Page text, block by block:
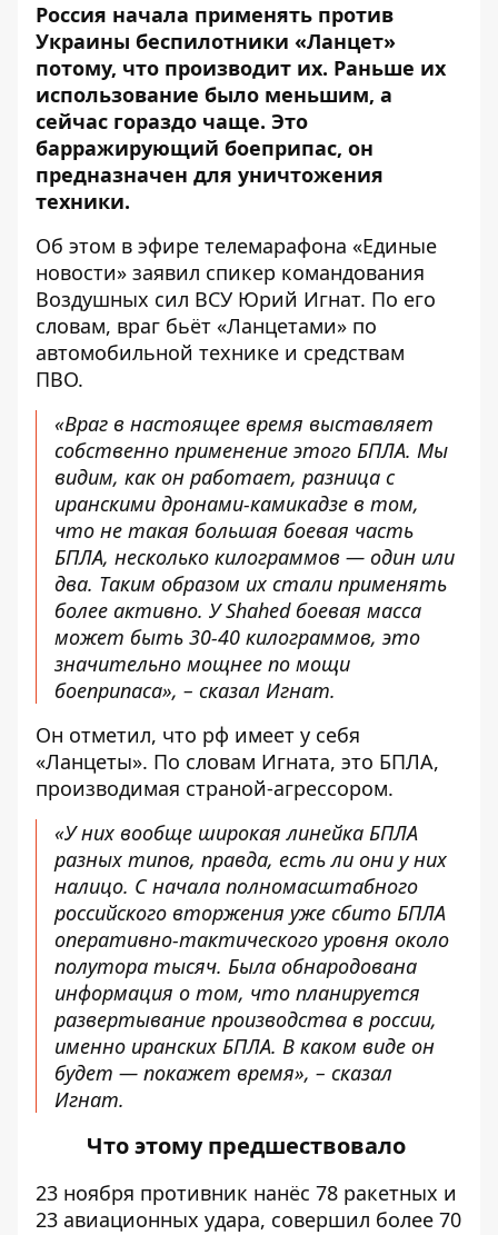
Россия начала применять против
Украины беспилотники «Ланцет»
потому, что производит их. Раньше их
использование было меньшим, а
сейчас гораздо чаще. Это
барражирующий боеприпас, он
предназначен для уничтожения
техники.
Об этом в эфире телемарафона «Единые
новости» заявил спикер командования
Воздушных сил ВСУ Юрий Игнат. По его
словам, враг бьёт «Ланцетами» по
автомобильной технике и средствам
ПВО.
«Враг в настоящее время выставляет
собственно применение этого БПЛА. Мы
видим, как он работает, разница с
иранскими дронами-камикадзе в том,
что не такая большая боевая часть
БПЛА, несколько килограммов — один или
два. Таким образом их стали применять
более активно. У Shahed боевая масса
может быть 30-40 килограммов, это
значительно мощнее по мощи
боеприпаса», – сказал Игнат.
Он отметил, что рф имеет у себя
«Ланцеты». По словам Игната, это БПЛА,
производимая страной-агрессором.
«У них вообще широкая линейка БПЛА
разных типов, правда, есть ли они у них
налицо. С начала полномасштабного
российского вторжения уже сбито БПЛА
оперативно-тактического уровня около
полутора тысяч. Была обнародована
информация о том, что планируется
развертывание производства в россии,
именно иранских БПЛА. В каком виде он
будет — покажет время», – сказал
Игнат.
Что этому предшествовало
23 ноября противник нанёс 78 ракетных и
23 авиационных удара, совершил более 70